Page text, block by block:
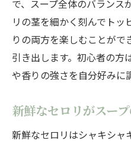
で、スープ全体のバランス
リの茎を細かく刻んでト
りの両方を楽しむことがで
引き出します。初心者の方
や香りの強さを自分好みに
新鮮なセロリがスー
新鮮なセロリはシャキシャ